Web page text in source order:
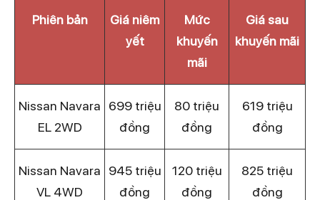
Phiên bản
Giá niêm
yết
Mức
khuyến
mãi
Giá sau
khuyến mãi
Nissan Navara
EL 2WD
699 triệu
đồng
80 triệu
đồng
619 triệu
đồng
Nissan Navara
VL 4WD
945 triệu
đồng
120 triệu
đồng
825 triệu
đồng